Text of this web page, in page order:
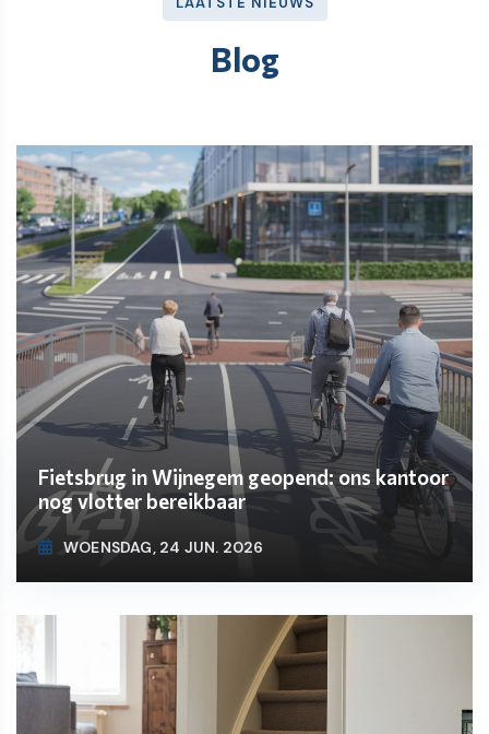
Blog
Fietsbrug in Wijnegem geopend: ons kantoor
nog vlotter bereikbaar
WOENSDAG, 24 JUN. 2026